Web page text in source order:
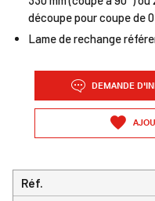
découpe pour coupe de
Lame de rechange
DEMANDE
Réf.